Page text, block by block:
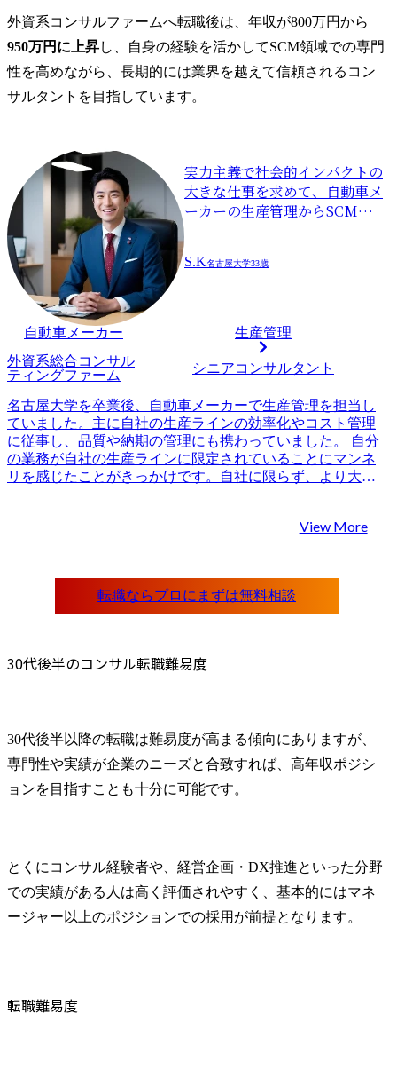
外資系コンサルファームへ転職後は、年収が800万円から
950万円に上昇し、自身の経験を活かしてSCM領域での専門
性を高めながら、長期的には業界を越えて信頼されるコン
サルタントを目指しています。
実力主義で社会的インパクトの
大きな仕事を求めて、自動車メ
ーカーの生産管理からSCMコン
S.K名古屋大学33歳
自動車メーカー
生産管理
外資系総合コンサル
ティングファーム
シニアコンサルタント
名古屋大学を卒業後、自動車メーカーで生産管理を担当し
ていました。主に自社の生産ラインの効率化やコスト管理
に従事し、品質や納期の管理にも携わっていました。 自分
の業務が自社の生産ラインに限定されていることにマンネ
リを感じたことがきっかけです。自社に限らず、より大き
え、自分のスキルを活かしながらもっとダイナミックな仕
も通じる幅広い視点から業務改善に携わることができると
考えたからです。また、クライアント企業に対して直接的
な影響を与えられるため、より大きな規模で成果を感じら
ィングファームであれば、積極的なチャレンジが評価され
る環境が整っていると思い、コンサルタントへの転職を決
由です。藤尾さんは非常に傾聴力がある方で、私の考えや
意図をすぐに理解してくれたように感じました。個人的に
も相性が良いと感じられたので、そのまま支援をお願いし
たいと思いました。 ケース面接に対する準備が手厚く、未
した。 ケース面接の準備を徹底的に行えたことが良かった
です。対策し始めた頃は全く自信が無かったのですが、最
終的にはどんな角度から質問をされても堂々と回答できる
ほど自信を持って面接に臨めました。 転職を考え始めた際
トで短期間で必要な対策ができたことは良かったと思って
View More
30代後半のコンサル転職難易度
30代後半以降の転職は難易度が高まる傾向にありますが、
専門性や実績が企業のニーズと合致すれば、高年収ポジシ
ョンを目指すことも十分に可能です。
とくにコンサル経験者や、経営企画・DX推進といった分野
での実績がある人は高く評価されやすく、基本的にはマネ
ージャー以上のポジションでの採用が前提となります。
転職難易度